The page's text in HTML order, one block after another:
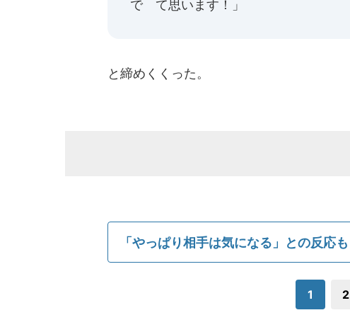
で て思います！」
と締めくくった。
「やっぱり相手は気になる」との反応も
1 2